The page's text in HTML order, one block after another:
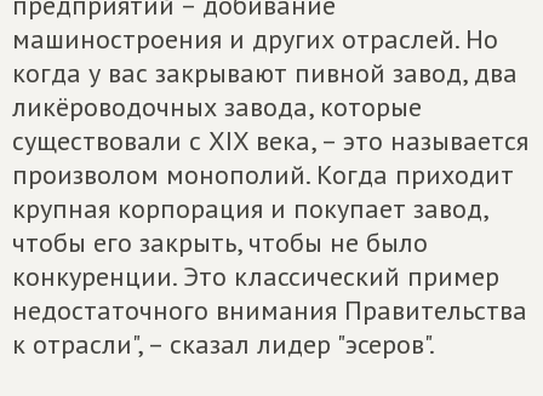
машиностроения и других отраслей. Но
когда у вас закрывают пивной завод, два
ликёроводочных завода, которые
существовали с XIX века, – это называется
произволом монополий. Когда приходит
крупная корпорация и покупает завод,
чтобы его закрыть, чтобы не было
конкуренции. Это классический пример
недостаточного внимания Правительства
к отрасли", – сказал лидер "эсеров".